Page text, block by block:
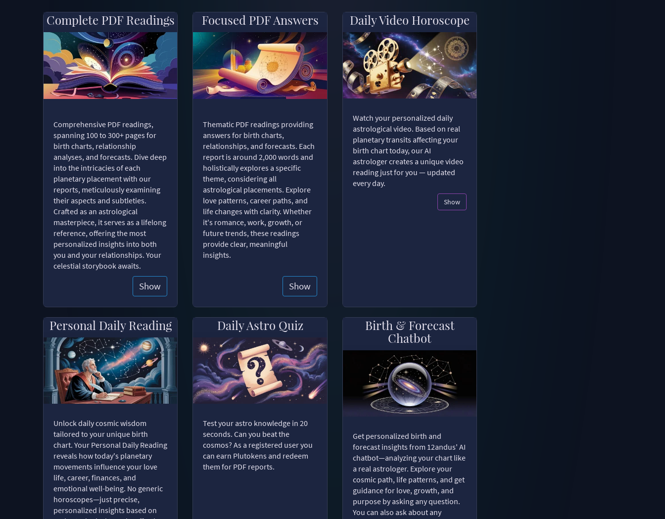
Complete PDF Readings
Comprehensive PDF readings,
spanning 100 to 300+ pages for
birth charts, relationship
analyses, and forecasts. Dive deep
into the intricacies of each
planetary placement with our
reports, meticulously examining
their aspects and subtleties.
Crafted as an astrological
masterpiece, it serves as a lifelong
reference, offering the most
personalized insights into both
you and your relationships. Your
celestial storybook awaits.
Show
Focused PDF Answers
Thematic PDF readings providing
answers for birth charts,
relationships, and forecasts. Each
report is around 2,000 words and
holistically explores a specific
theme, considering all
astrological placements. Explore
love patterns, career paths, and
life changes with clarity. Whether
it's romance, work, growth, or
future trends, these readings
provide clear, meaningful
insights.
Show
Daily Video Horoscope
Watch your personalized daily
astrological video. Based on real
planetary transits affecting your
birth chart today, our AI
astrologer creates a unique video
reading just for you — updated
every day.
Show
Personal Daily Reading
Unlock daily cosmic wisdom
tailored to your unique birth
chart. Your Personal Daily Reading
reveals how today's planetary
movements influence your love
life, career, finances, and
emotional well-being. No generic
horoscopes—just precise,
personalized insights based on
Daily Astro Quiz
Test your astro knowledge in 20
seconds. Can you beat the
cosmos? As a registered user you
can earn Plutokens and redeem
them for PDF reports.
Birth & Forecast
Chatbot
Get personalized birth and
forecast insights from 12andus' AI
chatbot—analyzing your chart like
a real astrologer. Explore your
cosmic path, life patterns, and get
guidance for love, growth, and
purpose by asking any question.
You can also ask about any